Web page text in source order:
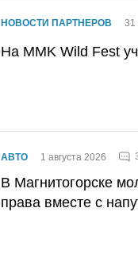
НОВОСТИ ПАРТНЕРОВ 31
На MMK Wild Fest
АВТО 1 августа 2026
В Магнитогорске
права вместе с